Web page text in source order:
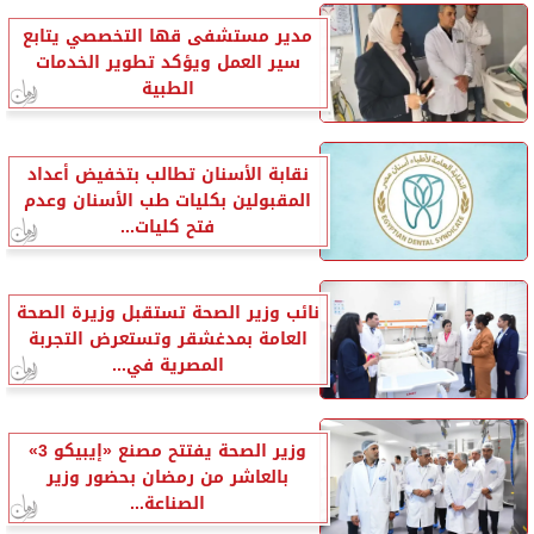
مدير مستشفى قها التخصصي يتابع
سير العمل ويؤكد تطوير الخدمات
الطبية
نقابة الأسنان تطالب بتخفيض أعداد
المقبولين بكليات طب الأسنان وعدم
فتح كليات...
نائب وزير الصحة تستقبل وزيرة الصحة
العامة بمدغشقر وتستعرض التجربة
المصرية في...
وزير الصحة يفتتح مصنع «إيبيكو 3»
بالعاشر من رمضان بحضور وزير
الصناعة...